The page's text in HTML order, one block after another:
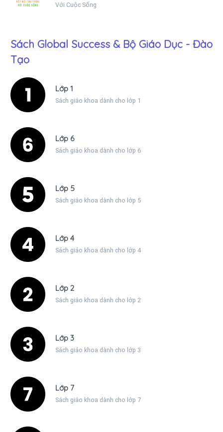
Với Cuộc Sống
Sách Global Success & Bộ Giáo Dục - Đào
Tạo
Lớp 1
Sách giáo khoa dành cho lớp 1
Lớp 6
Sách giáo khoa dành cho lớp 6
Lớp 5
Sách giáo khoa dành cho lớp 5
Lớp 4
Sách giáo khoa dành cho lớp 4
Lớp 2
Sách giáo khoa dành cho lớp 2
Lớp 3
Sách giáo khoa dành cho lớp 3
Lớp 7
Sách giáo khoa dành cho lớp 7